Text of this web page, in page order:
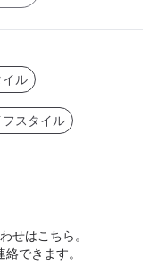
イル
スタイル
せはこちら。
できます。